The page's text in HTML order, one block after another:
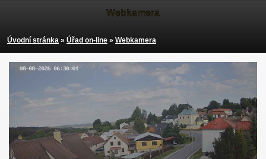
Webkamera
Úvodní stránka » Úřad on-line » Webkamera